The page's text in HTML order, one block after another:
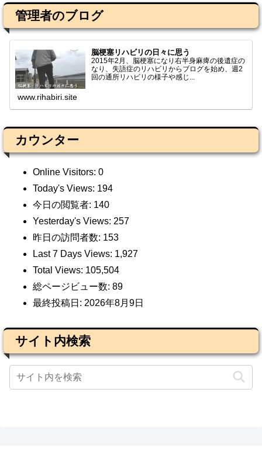
管理者のブログ
脳梗塞リハビリの日々に思う
2015年2月、脳梗塞になり右半身麻痺の後遺症の
なり、失語症のリハビリからブログを始め、週2
回の通所リハビリの様子や感じ...
www.rihabiri.site
カウンター
Online Visitors: 0
Today's Views: 194
今日の閲覧者: 140
Yesterday's Views: 257
昨日の訪問者数: 153
Last 7 Days Views: 1,927
Total Views: 105,504
総ページビュー数: 89
最終投稿日: 2026年8月9日
サイト内検索